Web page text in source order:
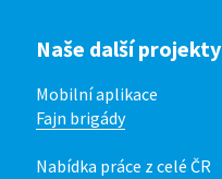
Naše další projekty
Mobilní aplikace
Fajn brigády
Nabídka práce z celé ČR